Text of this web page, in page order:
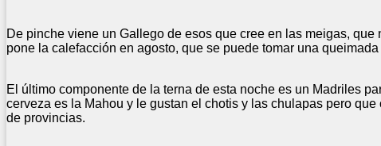
De pinche viene un Gallego de esos que cree en las meigas,
pone la calefacción en agosto, que se puede tomar una
El último componente de la terna de esta noche es un Madriles
cerveza es la Mahou y le gustan el chotis y las chulapas pero
de provincias.